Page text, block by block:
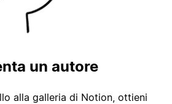
un autore
alla galleria di Notion, ottieni